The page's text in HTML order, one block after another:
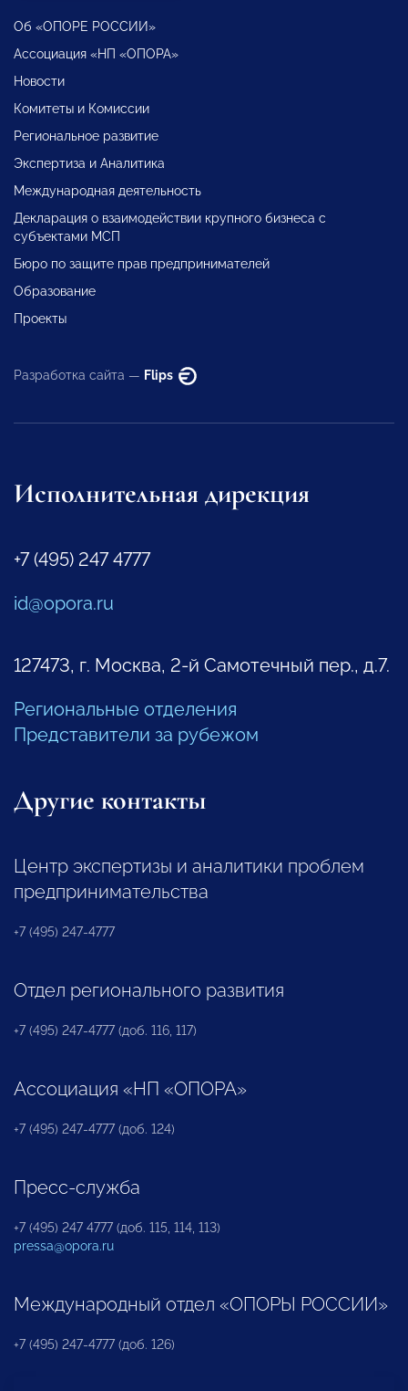
Об «ОПОРЕ РОССИИ»
Ассоциация «НП «ОПОРА»
Новости
Комитеты и Комиссии
Региональное развитие
Экспертиза и Аналитика
Международная деятельность
Декларация о взаимодействии крупного бизнеса с
субъектами МСП
Бюро по защите прав предпринимателей
Образование
Проекты
Разработка сайта — Flips
Исполнительная дирекция
+7 (495) 247 4777
id@opora.ru
127473, г. Москва, 2-й Самотечный пер., д.7.
Региональные отделения
Представители за рубежом
Другие контакты
Центр экспертизы и аналитики проблем
предпринимательства
+7 (495) 247-4777
Отдел регионального развития
+7 (495) 247-4777 (доб. 116, 117)
Ассоциация «НП «ОПОРА»
+7 (495) 247-4777 (доб. 124)
Пресс-служба
+7 (495) 247 4777 (доб. 115, 114, 113)
pressa@opora.ru
Международный отдел «ОПОРЫ РОССИИ»
+7 (495) 247-4777 (доб. 126)